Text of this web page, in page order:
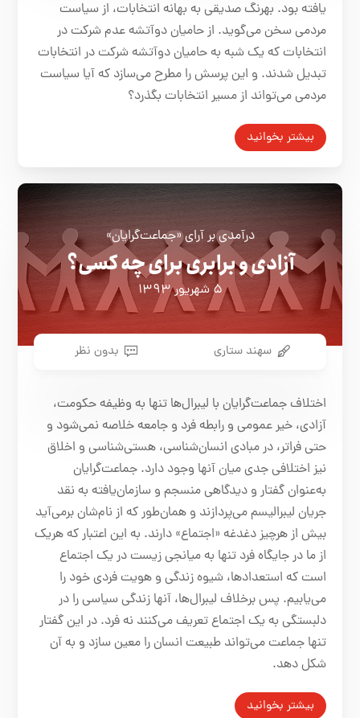
یافته بود. بهرنگ صدیقی به بهانه انتخابات، از سیاست
مردمی سخن می‌گوید. از حامیان دوآتشه عدم شرکت در
انتخابات که یک شبه به حامیان دوآتشه شرکت در انتخابات
تبدیل شدند. و این پرسش را مطرح می‌سازد که آیا سیاست
مردمی می‌تواند از مسیر انتخابات بگذرد؟
بیشتر بخوانید
درآمدی بر آرای «جماعت‌گرایان»
آزادی و برابری برای چه کسی؟
۵ شهریور ۱۳۹۳
سهند ستاری بدون نظر
اختلاف جماعت‌گرایان با لیبرال‌ها تنها به وظیفه حکومت،
آزادی، خیر عمومی و رابطه فرد و جامعه خلاصه نمی‌شود و
حتی فراتر، در مبادی انسان‌شناسی، هستی‌شناسی و اخلاق
نیز اختلافی جدی میان آنها وجود دارد. جماعت‌گرایان
به‌عنوان گفتار و دیدگاهی منسجم و سازمان‌یافته به نقد
جریان لیبرالیسم می‌پردازند و همان‌طور که از نام‌شان برمی‌آید
بیش از هرچیز دغدغه «اجتماع» دارند. به این اعتبار که هریک
از ما در جایگاه فرد تنها به میانجی زیست در یک اجتماع
است که استعدادها، شیوه زندگی و هویت فردی خود را
می‌یابیم. پس برخلاف لیبرال‌ها، آنها زندگی سیاسی را در
دلبستگی به یک اجتماع تعریف می‌کنند نه فرد. در این گفتار
تنها جماعت می‌تواند طبیعت انسان را معین سازد و به آن
شکل دهد.
بیشتر بخوانید